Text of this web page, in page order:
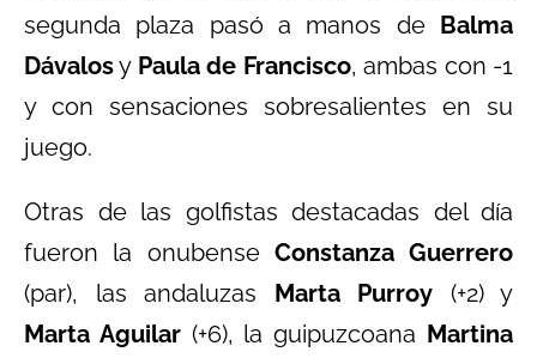
segunda plaza pasó a manos de Balma
Dávalosy Paula de Francisco, ambas con -1
y con sensaciones sobresalientes en su
juego.
Otras de las golfistas destacadas del día
fueron la onubense Constanza Guerrero
(par), las andaluzas Marta Purroy (+2) y
Marta Aguilar(+6), la guipuzcoana Martina